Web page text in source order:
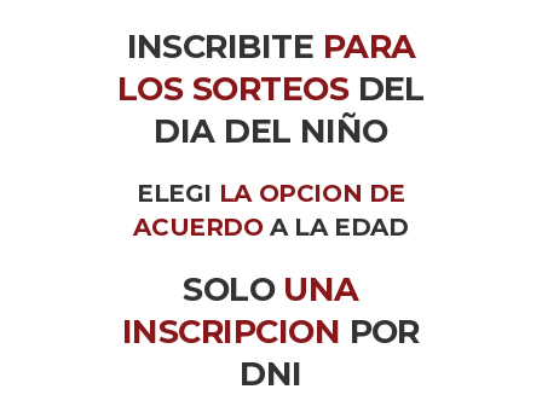
INSCRIBITE PARA
LOS SORTEOS DEL
DIA DEL NIÑO
ELEGI LA OPCION DE
ACUERDOA LA EDAD
SOLO UNA
INSCRIPCION POR
DNI